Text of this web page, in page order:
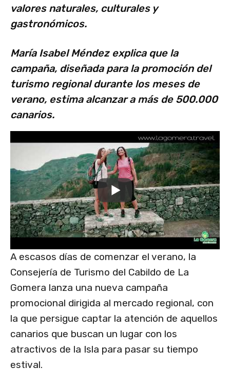
valores naturales, culturales y
gastronómicos.
María Isabel Méndez explica que la
campaña, diseñada para la promoción del
turismo regional durante los meses de
verano, estima alcanzar a más de 500.000
canarios.
A escasos días de comenzar el verano, la
Consejería de Turismo del Cabildo de La
Gomera lanza una nueva campaña
promocional dirigida al mercado regional, con
la que persigue captar la atención de aquellos
canarios que buscan un lugar con los
atractivos de la Isla para pasar su tiempo
estival.